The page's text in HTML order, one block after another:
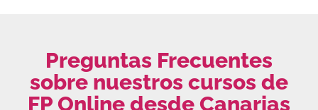
Preguntas Frecuentes
sobre nuestros cursos de
FP Online desde Canarias